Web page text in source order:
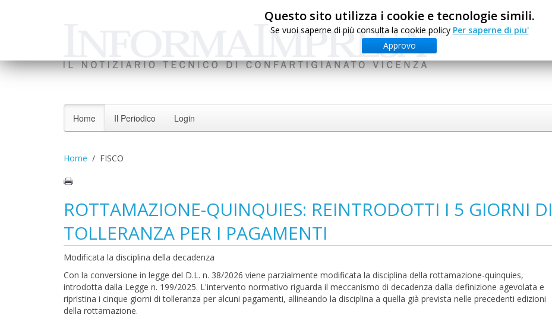
Questo sito utilizza i cookie e tecnologie simili.
Se vuoi saperne di più consulta la cookie policy Per saperne di piu'
Approvo
Home Il Periodico Login
Home FISCO
ROTTAMAZIONE-QUINQUIES: REINTRODOTTI I 5 GIORNI DI
TOLLERANZA PER I PAGAMENTI
Modificata la disciplina della decadenza
Con la conversione in legge del D.L. n. 38/2026 viene parzialmente modificata la disciplina della rottamazione-quinquies,
introdotta dalla Legge n. 199/2025. L'intervento normativo riguarda il meccanismo di decadenza dalla definizione agevolata e
ripristina i cinque giorni di tolleranza per alcuni pagamenti, allineando la disciplina a quella già prevista nelle precedenti edizioni
della rottamazione.